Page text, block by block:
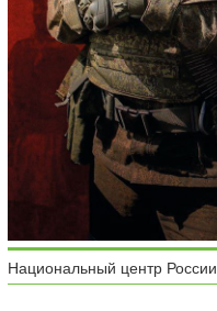
Национальный центр России